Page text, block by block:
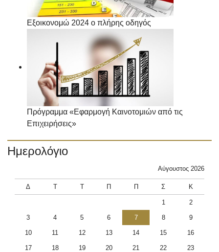
Εξοικονομώ 2024 ο πλήρης οδηγός
Πρόγραμμα «Εφαρμογή Καινοτομιών από τις
Επιχειρήσεις»
Ημερολόγιο
Αύγουστος 2026
Δ Τ Τ Π Π Σ Κ
1 2
3 4 5 6 7 8 9
10 11 12 13 14 15 16
17 18 19 20 21 22 23